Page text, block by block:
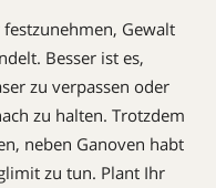
Gewalt
Besser ist es,
zu ­verpassen oder
zu halten. Trotzdem
neben Ganoven habt
zu tun. Plant Ihr